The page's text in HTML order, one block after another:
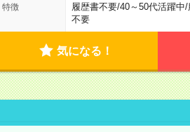
特徴 履歴書不要/40～50代活躍中/
不要
気になる！